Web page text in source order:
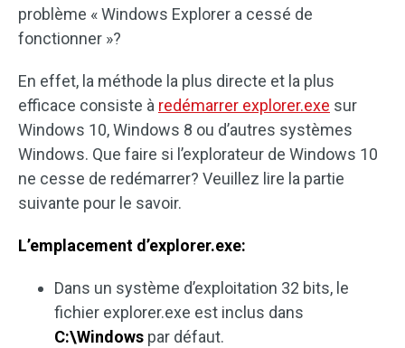
problème « Windows Explorer a cessé de
fonctionner »?
En effet, la méthode la plus directe et la plus
efficace consiste à redémarrer explorer.exe sur
Windows 10, Windows 8 ou d’autres systèmes
Windows. Que faire si l’explorateur de Windows 10
ne cesse de redémarrer? Veuillez lire la partie
suivante pour le savoir.
L’emplacement d’explorer.exe:
Dans un système d’exploitation 32 bits, le
fichier explorer.exe est inclus dans
C:\Windows par défaut.